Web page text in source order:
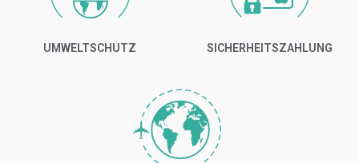
UMWELTSCHUTZ SICHERHEITSZAHLUNG